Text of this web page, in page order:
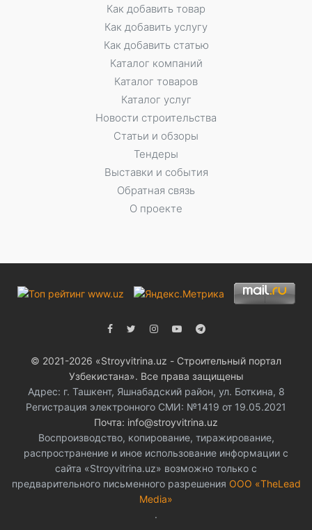
Как добавить товар
Как добавить услугу
Как добавить статью
Каталог компаний
Каталог товаров
Каталог услуг
Новости строительства
Статьи и обзоры
Тендеры
Выставки и события
Обратная связь
О проекте
© 2021-2026 «Stroyvitrina.uz - Строительный портал
Узбекистана». Все права защищены
Адрес: г. Ташкент, Яшнабадский район, ул. Боткина, 8
Регистрация электронного СМИ: №1419 от 19.05.2021
Почта: info@stroyvitrina.uz
Воспроизводство, копирование, тиражирование,
распространение и иное использование информации с
сайта «Stroyvitrina.uz» возможно только с
предварительного письменного разрешения ООО «TheLead
Media»
.